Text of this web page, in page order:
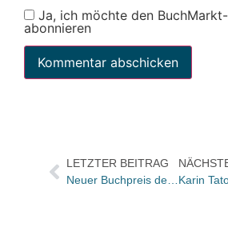
Ja, ich möchte den
abonnieren
LETZTER BEITRAG
Neuer Buchpreis der Stiftung Ravensburger Verlag 2011 geht an Maja Haderlap